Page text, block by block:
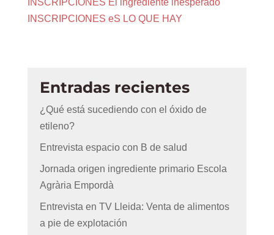
INSCRIPCIONES El ingrediente inesperado
INSCRIPCIONES eS LO QUE HAY
Entradas recientes
¿Qué está sucediendo con el óxido de
etileno?
Entrevista espacio con B de salud
Jornada origen ingrediente primario Escola
Agrària Empordà
Entrevista en TV Lleida: Venta de alimentos
a pie de explotación